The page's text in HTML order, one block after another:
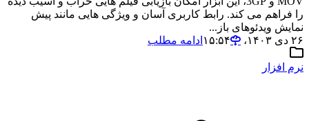
را فراهم می کند. رابط کاربری آسان و ویژگی هایی مانند پیش
نمایش ویدئوهای باز...
۲۶ دی ۱۴۰۳،‏ ۱۵:۵۴
ادامه مطلب
نرم افزار